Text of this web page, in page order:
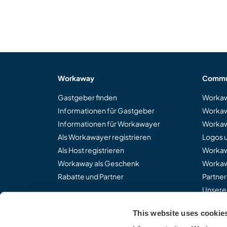
This website uses
Workaway
Gastgeber finden
Informationen für Gastgeber
Informationen für Workawayer
Als Workawayer registrieren
Als Host registrieren
Workaway als Geschenk
Rabatte und Partner
Logos